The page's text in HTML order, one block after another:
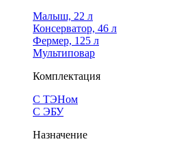
Малыш, 22 л
Консерватор, 46 л
Фермер, 125 л
Мультиповар
Комплектация
С ТЭНом
С ЭБУ
Назначение